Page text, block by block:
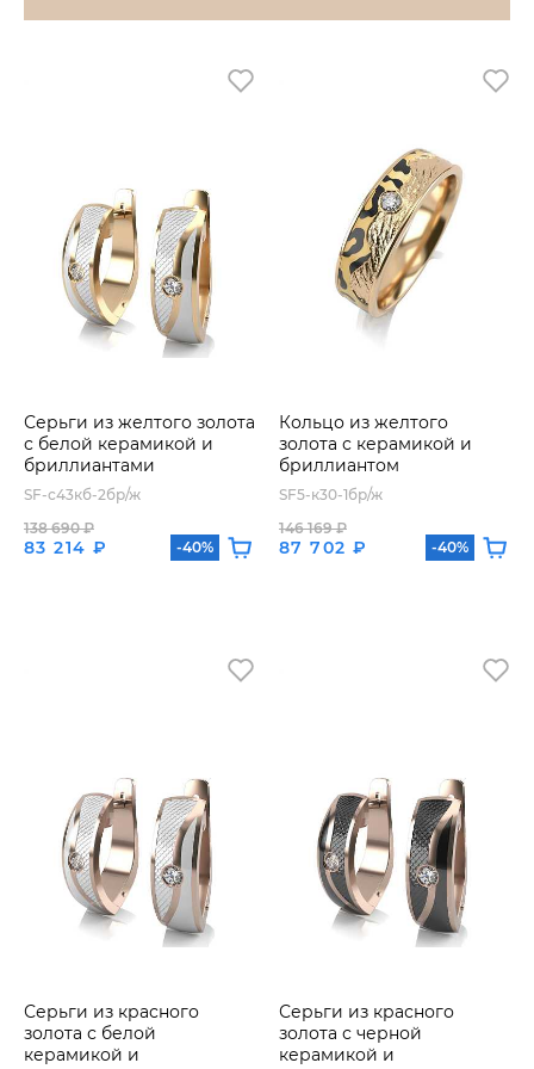
Серьги из желтого золота
с белой керамикой и
бриллиантами
SF-с43кб-2бр/ж
83 214 ₽
138 690 ₽
-40%
Кольцо из желтого
золота с керамикой и
бриллиантом
SF5-к30-1бр/ж
87 702 ₽
146 169 ₽
-40%
Серьги из красного
золота с белой
керамикой и
Серьги из красного
золота с черной
керамикой и